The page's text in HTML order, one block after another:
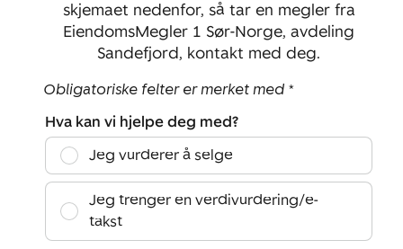
skjemaet nedenfor, så tar en megler fra
EiendomsMegler 1 Sør-Norge, avdeling
Sandefjord, kontakt med deg.
Obligatoriske felter er merket med *
Hva kan vi hjelpe deg med?
Jeg vurderer å selge
Jeg trenger en verdivurdering/e-
takst